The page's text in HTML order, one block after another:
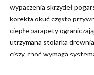
wypaczenia skrzydeł
korekta okuć często
ciepłe parapety ograniczają
utrzymana stolarka
ciszy, choć wymaga